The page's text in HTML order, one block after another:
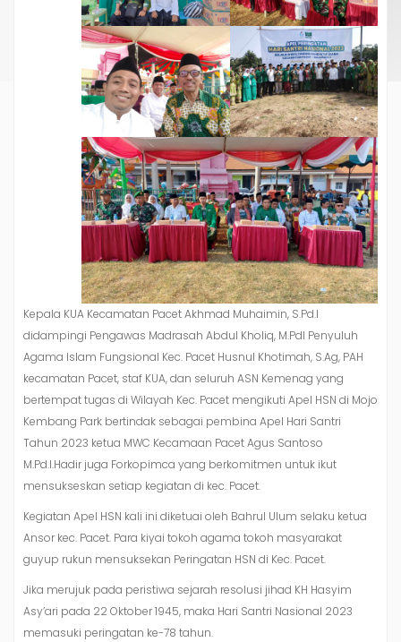
Kepala KUA Kecamatan Pacet Akhmad Muhaimin, S.Pd.I
didampingi Pengawas Madrasah Abdul Kholiq, M.PdI Penyuluh
Agama Islam Fungsional Kec. Pacet Husnul Khotimah, S.Ag, PAH
kecamatan Pacet, staf KUA, dan seluruh ASN Kemenag yang
bertempat tugas di Wilayah Kec. Pacet mengikuti Apel HSN di Mojo
Kembang Park bertindak sebagai pembina Apel Hari Santri
Tahun 2023 ketua MWC Kecamaan Pacet Agus Santoso
M.Pd.I.Hadir juga Forkopimca yang berkomitmen untuk ikut
mensukseskan setiap kegiatan di kec. Pacet.
Kegiatan Apel HSN kali ini diketuai oleh Bahrul Ulum selaku ketua
Ansor kec. Pacet. Para kiyai tokoh agama tokoh masyarakat
guyup rukun mensuksekan Peringatan HSN di Kec. Pacet.
Jika merujuk pada peristiwa sejarah resolusi jihad KH Hasyim
Asy’ari pada 22 Oktober 1945, maka Hari Santri Nasional 2023
memasuki peringatan ke-78 tahun.